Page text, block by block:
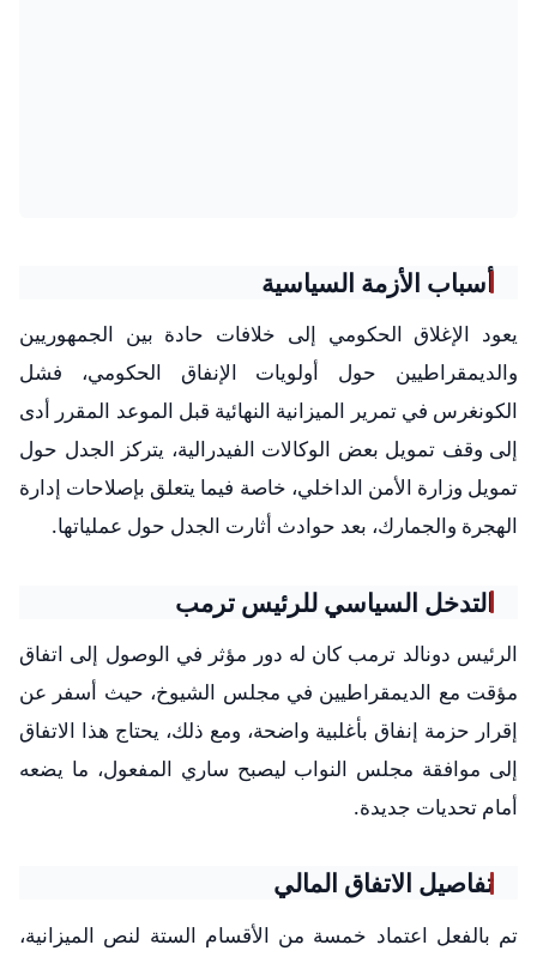
أسباب الأزمة السياسية
يعود الإغلاق الحكومي إلى خلافات حادة بين الجمهوريين
والديمقراطيين حول أولويات الإنفاق الحكومي، فشل
الكونغرس في تمرير الميزانية النهائية قبل الموعد المقرر أدى
إلى وقف تمويل بعض الوكالات الفيدرالية، يتركز الجدل حول
تمويل وزارة الأمن الداخلي، خاصة فيما يتعلق بإصلاحات إدارة
الهجرة والجمارك، بعد حوادث أثارت الجدل حول عملياتها.
التدخل السياسي للرئيس ترمب
الرئيس دونالد ترمب كان له دور مؤثر في الوصول إلى اتفاق
مؤقت مع الديمقراطيين في مجلس الشيوخ، حيث أسفر عن
إقرار حزمة إنفاق بأغلبية واضحة، ومع ذلك، يحتاج هذا الاتفاق
إلى موافقة مجلس النواب ليصبح ساري المفعول، ما يضعه
أمام تحديات جديدة.
تفاصيل الاتفاق المالي
تم بالفعل اعتماد خمسة من الأقسام الستة لنص الميزانية،